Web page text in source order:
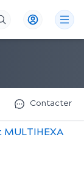
Contacter